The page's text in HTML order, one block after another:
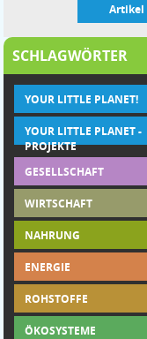
Artikel
SCHLAGWÖRTER
YOUR LITTLE PLANET!
YOUR LITTLE PLANET -
PROJEKTE
GESELLSCHAFT
WIRTSCHAFT
NAHRUNG
ENERGIE
ROHSTOFFE
ÖKOSYSTEME